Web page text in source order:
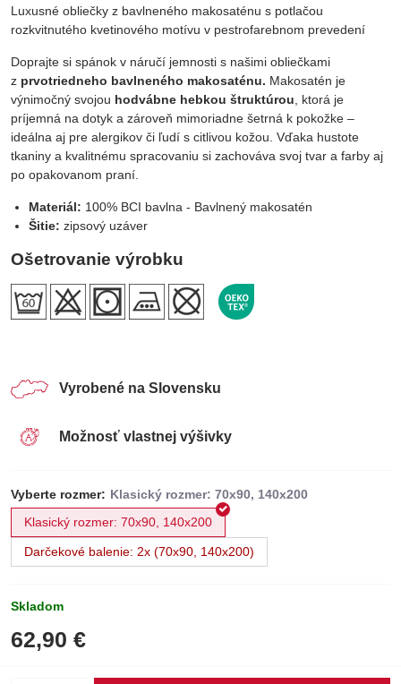
Luxusné obliečky z bavlneného makosaténu s potlačou
rozkvitnutého kvetinového motívu v pestrofarebnom prevedení
Doprajte si spánok v náručí jemnosti s našimi obliečkami
z prvotriedneho bavlneného makosaténu. Makosatén je
výnimočný svojou hodvábne hebkou štruktúrou , ktorá je
príjemná na dotyk a zároveň mimoriadne šetrná k pokožke –
ideálna aj pre alergikov či ľudí s citlivou kožou. Vďaka hustote
tkaniny a kvalitnému spracovaniu si zachováva svoj tvar a farby aj
po opakovanom praní.
Materiál: 100% BCI bavlna - Bavlnený makosatén
Šitie: zipsový uzáver
Ošetrovanie výrobku
Vyrobené na Slovensku
Možnosť vlastnej výšivky
Vyberte rozmer:
Klasický rozmer: 70x90, 140x200
Darčekové balenie: 2x (70x90, 140x200)
Skladom
62,90 €